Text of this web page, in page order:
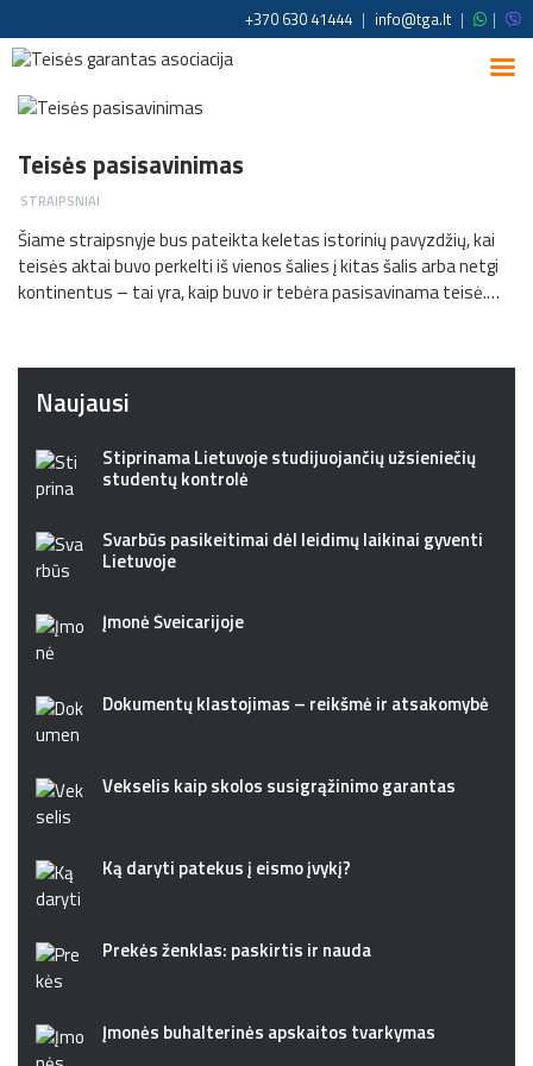
+370 630 41444 | info@tga.lt | |
Teisės pasisavinimas
STRAIPSNIAI
Šiame straipsnyje bus pateikta keletas istorinių pavyzdžių, kai
teisės aktai buvo perkelti iš vienos šalies į kitas šalis arba netgi
kontinentus – tai yra, kaip buvo ir tebėra pasisavinama teisė.…
Naujausi
Stiprinama Lietuvoje studijuojančių užsieniečių
studentų kontrolė
Svarbūs pasikeitimai dėl leidimų laikinai gyventi
Lietuvoje
Įmonė Šveicarijoje
Dokumentų klastojimas – reikšmė ir atsakomybė
Vekselis kaip skolos susigrąžinimo garantas
Ką daryti patekus į eismo įvykį?
Prekės ženklas: paskirtis ir nauda
Įmonės buhalterinės apskaitos tvarkymas